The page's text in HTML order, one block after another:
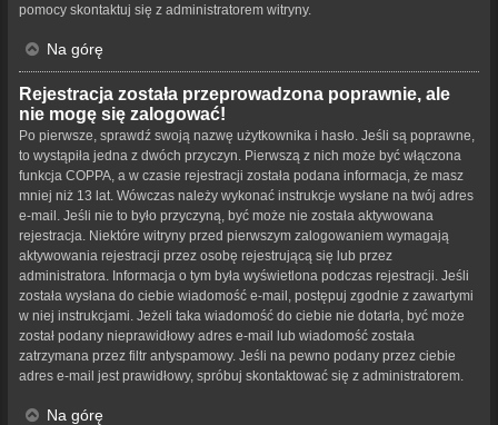
pomocy skontaktuj się z administratorem witryny.
Na górę
Rejestracja została przeprowadzona poprawnie, ale
nie mogę się zalogować!
Po pierwsze, sprawdź swoją nazwę użytkownika i hasło. Jeśli są poprawne,
to wystąpiła jedna z dwóch przyczyn. Pierwszą z nich może być włączona
funkcja COPPA, a w czasie rejestracji została podana informacja, że masz
mniej niż 13 lat. Wówczas należy wykonać instrukcje wysłane na twój adres
e-mail. Jeśli nie to było przyczyną, być może nie została aktywowana
rejestracja. Niektóre witryny przed pierwszym zalogowaniem wymagają
aktywowania rejestracji przez osobę rejestrującą się lub przez
administratora. Informacja o tym była wyświetlona podczas rejestracji. Jeśli
została wysłana do ciebie wiadomość e-mail, postępuj zgodnie z zawartymi
w niej instrukcjami. Jeżeli taka wiadomość do ciebie nie dotarła, być może
został podany nieprawidłowy adres e-mail lub wiadomość została
zatrzymana przez filtr antyspamowy. Jeśli na pewno podany przez ciebie
adres e-mail jest prawidłowy, spróbuj skontaktować się z administratorem.
Na górę